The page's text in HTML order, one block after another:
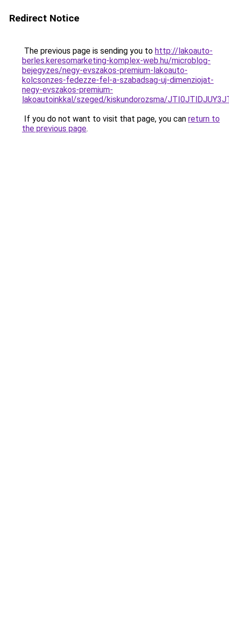
Redirect Notice
The previous page is sending you to http://lakoauto-
berles.keresomarketing-komplex-web.hu/microblog-
bejegyzes/negy-evszakos-premium-lakoauto-
kolcsonzes-fedezze-fel-a-szabadsag-uj-dimenziojat-
negy-evszakos-premium-
lakoautoinkkal/szeged/kiskundorozsma/
If you do not want to visit that page, you can return to
the previous page.